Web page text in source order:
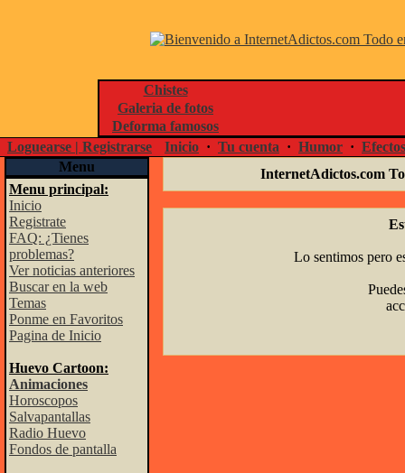
Chistes
Galeria de fotos
Deforma famosos
Loguearse | Registrarse
Inicio · Tu cuenta · Humor ·
Menu
Menu principal:
Inicio
Registrate
FAQ: ¿Tienes
problemas?
Ver noticias anteriores
Buscar en la web
Temas
Ponme en Favoritos
Pagina de Inicio
Huevo Cartoon:
Animaciones
Horoscopos
Salvapantallas
Radio Huevo
Fondos de pantalla
InternetAdictos.com
Lo sentimos pero